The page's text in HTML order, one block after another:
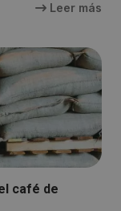
Leer más
café de